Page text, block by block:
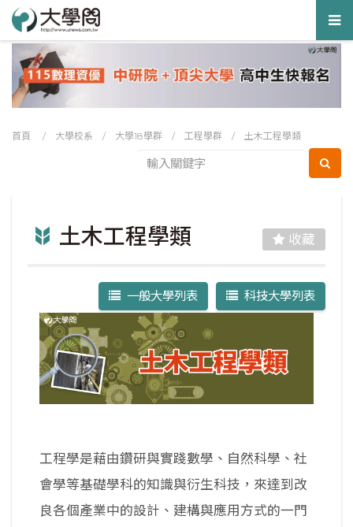
首頁 / 大學校系 / 大學18學群 / 工程學群 / 土木工程學類
土木工程學類 收藏
科技大學列表
一般大學列表
工程學是藉由鑽研與實踐數學、自然科學、社
會學等基礎學科的知識與衍生科技，來達到改
良各個產業中的設計、建構與應用方式的一門